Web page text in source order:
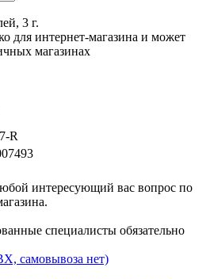
3 г.
для интернет-магазина и может
магазинах
R
интересующий вас вопрос по
специалисты обязательно
самовывоза нет)